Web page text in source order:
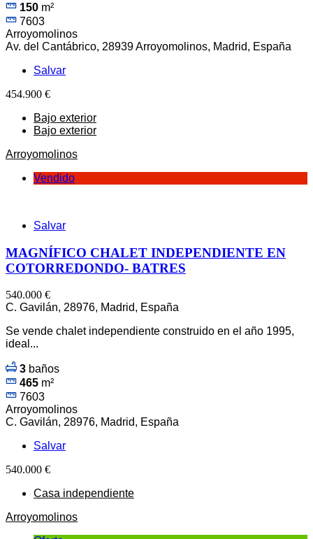
150 m²
7603
Arroyomolinos
Av. del Cantábrico, 28939 Arroyomolinos, Madrid, España
Salvar
454.900 €
Bajo exterior
Bajo exterior
Arroyomolinos
Vendido
Salvar
MAGNÍFICO CHALET INDEPENDIENTE EN
COTORREDONDO- BATRES
540.000 €
C. Gavilán, 28976, Madrid, España
Se vende chalet independiente construido en el año 1995,
ideal...
3 baños
465 m²
7603
Arroyomolinos
C. Gavilán, 28976, Madrid, España
Salvar
540.000 €
Casa independiente
Arroyomolinos